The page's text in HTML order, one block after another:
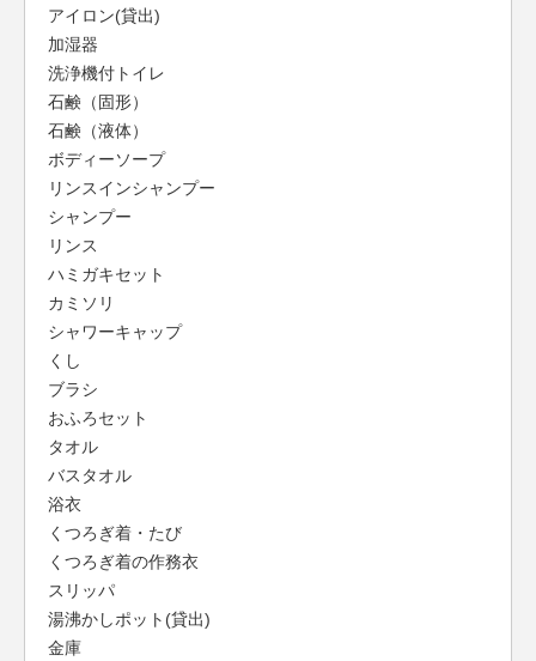
アイロン(貸出)
加湿器
洗浄機付トイレ
石鹸（固形）
石鹸（液体）
ボディーソープ
リンスインシャンプー
シャンプー
リンス
ハミガキセット
カミソリ
シャワーキャップ
くし
ブラシ
おふろセット
タオル
バスタオル
浴衣
くつろぎ着・たび
くつろぎ着の作務衣
スリッパ
湯沸かしポット(貸出)
金庫